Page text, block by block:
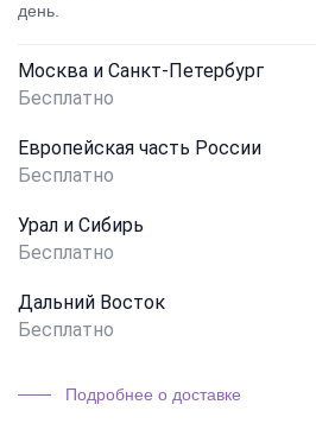
день.
Москва и Санкт-Петербург
Бесплатно
Европейская часть России
Бесплатно
Урал и Сибирь
Бесплатно
Дальний Восток
Бесплатно
Подробнее о доставке